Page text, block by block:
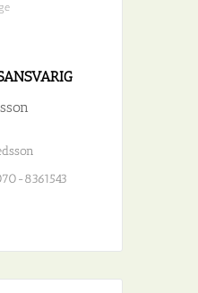
8361543